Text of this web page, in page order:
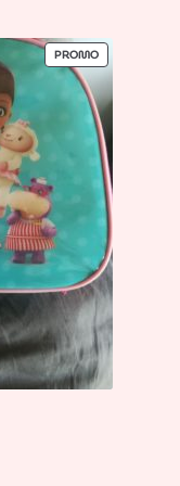
PROMOPRODUIT
EN
PROMOTION